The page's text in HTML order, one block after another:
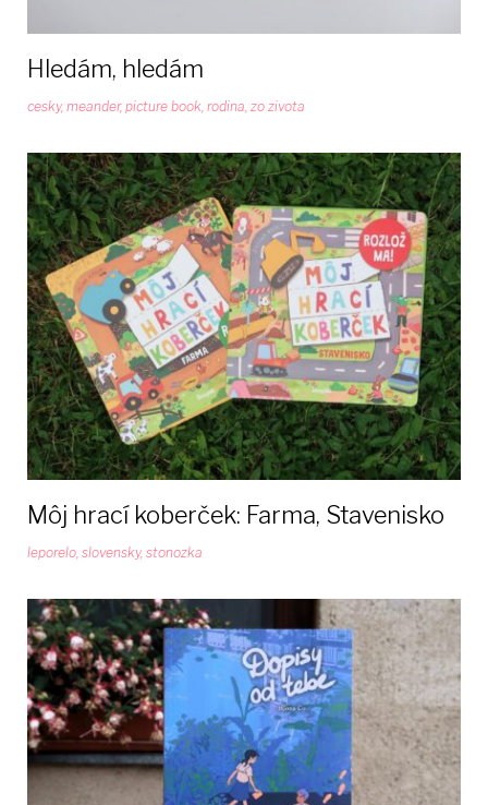
Hledám, hledám
cesky, meander, picture book, rodina, zo zivota
Môj hrací koberček: Farma, Stavenisko
leporelo, slovensky, stonozka